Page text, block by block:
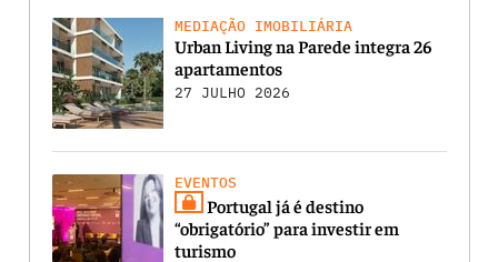
MEDIAÇÃO IMOBILIÁRIA
Urban Living na Parede integra 26
apartamentos
27 JULHO 2026
EVENTOS
Portugal já é destino
“obrigatório” para investir em
turismo